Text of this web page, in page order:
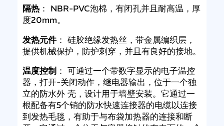
隔热： NBR-PVC泡棉，有闭孔并且耐高温，厚
度20mm。
发热元件： 硅胶绝缘发热丝，带金属编织层，
提供机械保护，防护刺穿，并且有良好的接地。
温度控制 ： 可通过一个带数字显示的电子温控
器，打开-关闭动作，继电器输出，位于一个独
立的防水外 壳，设计用于墙壁安装。它通过一
根配备有5个销的防水快速连接器的电缆以连接
到发热毛毯，有助于与布袋加热器的连接和断